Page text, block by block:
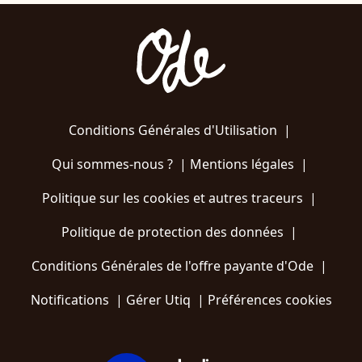
Conditions Générales d'Utilisation |
Qui sommes-nous ?| Mentions légales |
Politique sur les cookies et autres traceurs |
Politique de protection des données |
Conditions Générales de l'offre payante d'Ode |
Notifications | Gérer Utiq | Préférences cookies